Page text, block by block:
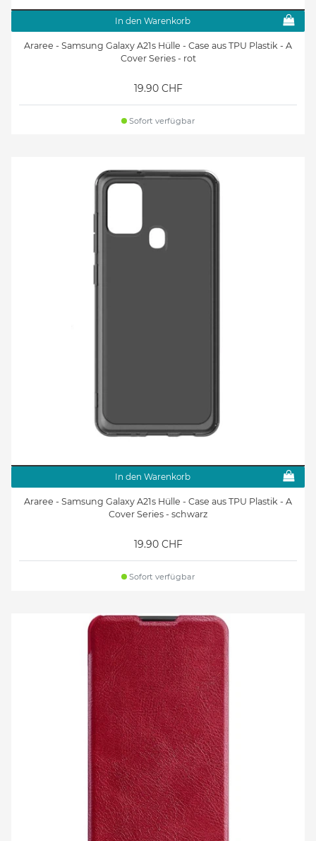
In den Warenkorb
Araree - Samsung Galaxy A21s Hülle - Case aus TPU Plastik - A
Cover Series - rot
19.90 CHF
Sofort verfügbar
In den Warenkorb
Araree - Samsung Galaxy A21s Hülle - Case aus TPU Plastik - A
Cover Series - schwarz
19.90 CHF
Sofort verfügbar